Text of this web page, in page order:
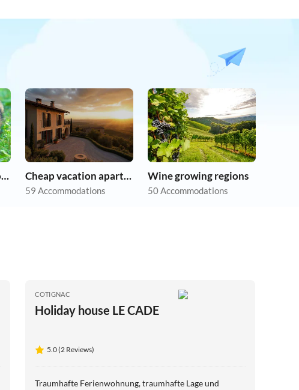
Taking your pet on holiday Cheap vacation apartments
59 Accommodations
Wine growing regions
50 Accommodations
COTIGNAC
Holiday house LE CADE
5.0 (2 Reviews)
Traumhafte Ferienwohnung, traumhafte Lage und